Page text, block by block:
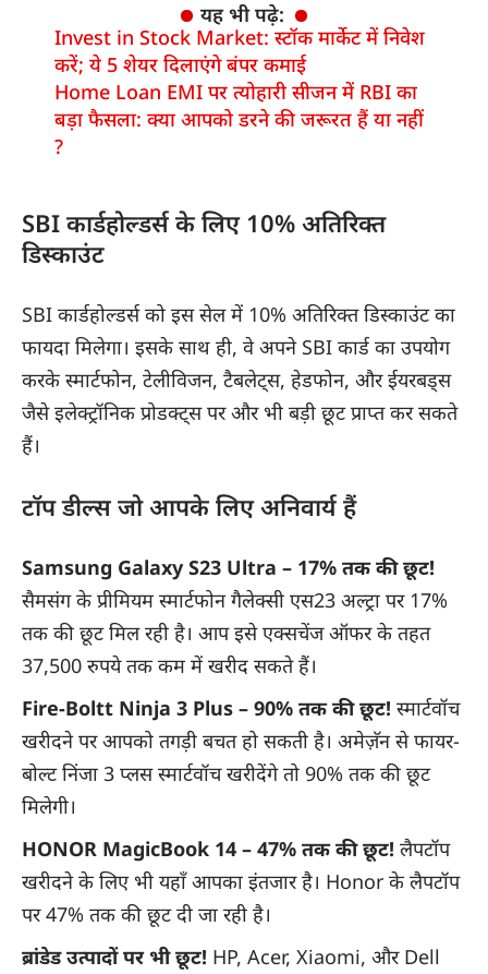
यह भी पढ़े:
Invest in Stock Market: स्टॉक मार्केट में निवेश
करें; ये 5 शेयर दिलाएंगे बंपर कमाई
Home Loan EMI पर त्योहारी सीजन में RBI का
बड़ा फैसला: क्या आपको डरने की जरूरत हैं या नहीं
?
SBI कार्डहोल्डर्स के लिए 10% अतिरिक्त
डिस्काउंट
SBI कार्डहोल्डर्स को इस सेल में 10% अतिरिक्त डिस्काउंट का
फायदा मिलेगा। इसके साथ ही, वे अपने SBI कार्ड का उपयोग
करके स्मार्टफोन, टेलीविजन, टैबलेट्स, हेडफोन, और ईयरबड्स
जैसे इलेक्ट्रॉनिक प्रोडक्ट्स पर और भी बड़ी छूट प्राप्त कर सकते
हैं।
टॉप डील्स जो आपके लिए अनिवार्य हैं
Samsung Galaxy S23 Ultra – 17% तक की छूट!
सैमसंग के प्रीमियम स्मार्टफोन गैलेक्सी एस23 अल्ट्रा पर 17%
तक की छूट मिल रही है। आप इसे एक्सचेंज ऑफर के तहत
37,500 रुपये तक कम में खरीद सकते हैं।
Fire-Boltt Ninja 3 Plus – 90% तक की छूट! स्मार्टवॉच
खरीदने पर आपको तगड़ी बचत हो सकती है। अमेज़ॅन से फायर-
बोल्ट निंजा 3 प्लस स्मार्टवॉच खरीदेंगे तो 90% तक की छूट
मिलेगी।
HONOR MagicBook 14 – 47% तक की छूट! लैपटॉप
खरीदने के लिए भी यहाँ आपका इंतजार है। Honor के लैपटॉप
पर 47% तक की छूट दी जा रही है।
ब्रांडेड उत्पादों पर भी छूट! HP, Acer, Xiaomi, और Dell